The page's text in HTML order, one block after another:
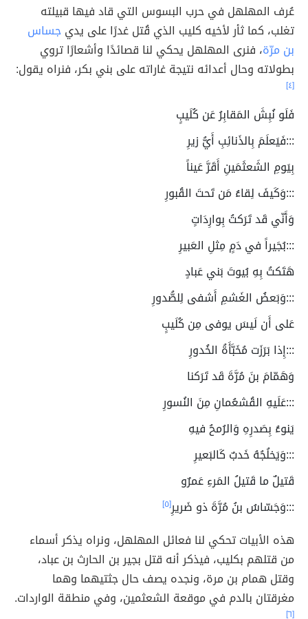
عُرف المهلهل في حرب البسوس التي قاد فيها قبيلته
تغلب، كما ثأر لأخيه كليب الذي قُتل غدرًا على يديجساس
بن مرّة، فنرى المهلهل يحكي لنا قصائدًا وأشعارًا تروي
بطولاته وحال أعدائه نتيجة غاراته على بني بكر، فنراه يقول:
[٤]
فَلَو نُبِشَ المَقابِرُ عَن كُلَيبٍ
:::فَيَعلَمَ بِالذَنائِبِ أَيُّ زيرِ
بِيَومِ الشَعثَمَينِ أَقَرَّ عَيناً
:::وَكَيفَ لِقاءُ مَن تَحتَ القُبورِ
وَأَنّي قَد تَرَكتُ بِوارِدَاتٍ
:::بُجَيراً في دَمٍ مِثلِ العَبيرِ
هَتَكتُ بِهِ بُيوتَ بَني عَبادٍ
:::وَبَعضُ الغَشمِ أَشفى لِلصُّدورِ
عَلى أَن لَيسَ يوفى مِن كُلَيبٍ
:::إِذا بَرَزَت مُخَبَّأَةُ الخُدورِ
وَهَمّامَ بنَ مُرَّةَ قَد تَرَكنا
:::عَلَيهِ القُشعُمانِ مِنَ النُسورِ
يَنوءُ بِصَدرِهِ وَالرُمحُ فيهِ
:::وَيَخلُجُهُ خَدبٌ كَالبَعيرِ
قَتيلٌ ما قَتيلُ المَرءِ عَمرٌو
:::وَجَسّاسُ بنُ مُرَّةَ ذو ضَريرِ[٥]
هذه الأبيات تحكي لنا فعائل المهلهل، ونراه يذكر أسماء
من قتلهم بكليب، فيذكر أنه قتل بجير بن الحارث بن عباد،
وقتل همام بن مرة، ونجده يصف حال جثتيهما وهما
مغرقتان بالدم في موقعة الشعثمين، وفي منطقة الواردات.
[٦]